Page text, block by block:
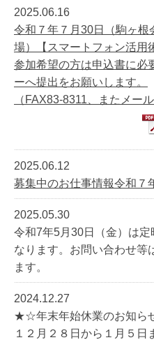
2025.06.16
令和７年７月30日（駒ヶ根
場）【スマートフォン活用
参加希望の方は申込書に必
ーへ提出をお願いします。
（FAX83-8311、またメー
2025.06.12
募集中のお仕事情報令和７
2025.05.30
令和7年5月30日（金）は
なります。お問い合わせ等
ます。
2024.12.27
★☆年末年始休業のお知
１２月２８日から１月５日